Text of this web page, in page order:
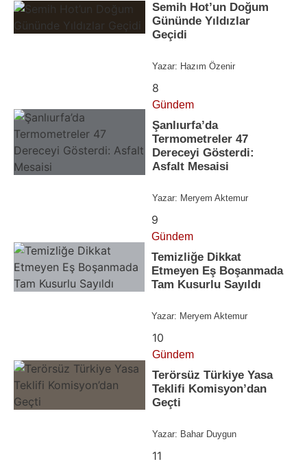
Semih Hot’un Doğum
Gününde Yıldızlar
Geçidi
Yazar: Hazım Özenir
8
Gündem
Şanlıurfa’da
Termometreler 47
Dereceyi Gösterdi:
Asfalt Mesaisi
Yazar: Meryem Aktemur
9
Gündem
Temizliğe Dikkat
Etmeyen Eş Boşanmada
Tam Kusurlu Sayıldı
Yazar: Meryem Aktemur
10
Gündem
Terörsüz Türkiye Yasa
Teklifi Komisyon’dan
Geçti
Yazar: Bahar Duygun
11